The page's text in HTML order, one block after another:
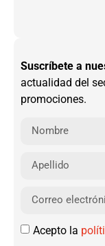
Suscríbete a
actualidad del
promociones.
Acepto la